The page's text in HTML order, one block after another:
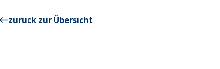
zurück zur Übersicht